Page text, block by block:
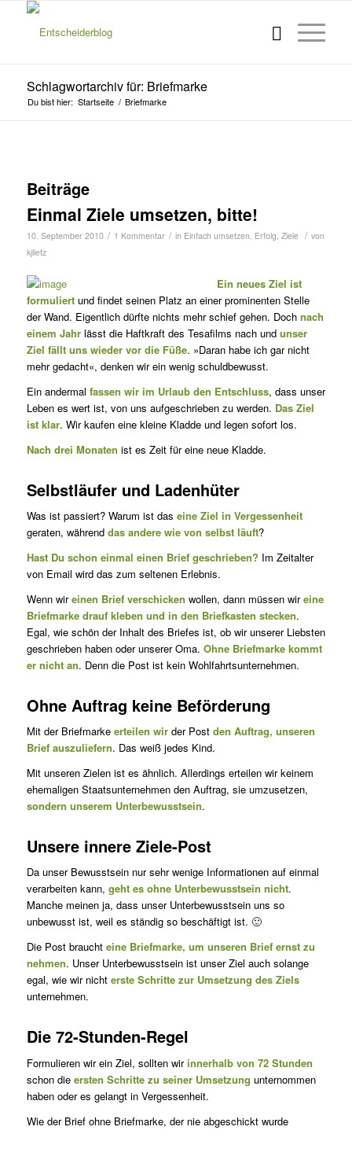
Schlagwortarchiv für: Briefmarke
Du bist hier: Startseite / Briefmarke
Beiträge
Einmal Ziele umsetzen, bitte!
10. September 2010 / 1 Kommentar / in Einfach umsetzen, Erfolg, Ziele / von
kjlietz
Ein neues Ziel ist
formuliertund findet seinen Platz an einer prominenten Stelle
der Wand. Eigentlich dürfte nichts mehr schief gehen. Doch nach
einem Jahrlässt die Haftkraft des Te­safilms nach und unser
Ziel fällt uns wieder vor die Füße. »Daran habe ich gar nicht
mehr gedacht«, denken wir ein wenig schuldbewusst.
Ein andermal fassen wir im Urlaub den Entschluss, dass unser
Leben es wert ist, von uns aufgeschrieben zu werden. Das Ziel
ist klar. Wir kaufen eine kleine Kladde und legen sofort los.
Nach drei Monaten ist es Zeit für eine neue Kladde.
Selbstläufer und Ladenhüter
Was ist passiert? Warum ist das eine Ziel in Vergessenheit
geraten, während das andere wie von selbst läuft?
Hast Du schon einmal einen Brief geschrieben? Im Zeitalter
von Email wird das zum seltenen Erlebnis.
Wenn wireinen Brief verschicken wollen, dann müssen wireine
Briefmarke drauf kleben und in den Briefkasten stecken.
Egal, wie schön der Inhalt des Briefes ist, ob wir unserer Liebsten
geschrieben haben oder unserer Oma. Ohne Briefmarke kommt
er nicht an. Denn die Post ist kein Wohlfahrtsunternehmen.
Ohne Auftrag keine Beförderung
Mit der Briefmarke erteilen wirder Post den Auftrag, unseren
Brief auszuliefern. Das weiß jedes Kind.
Mit unseren Zielen ist es ähnlich. Allerdings erteilen wir keinem
ehemaligen Staatsunternehmen den Auftrag, sie umzusetzen,
sondern unserem Unterbewusstsein.
Unsere innere Ziele-Post
Da unser Bewusstsein nur sehr wenige Informationen auf einmal
verarbeiten kann, geht es ohne Unterbewusstsein nicht.
Manche meinen ja, dass unser Unterbewusstsein uns so
unbewusst ist, weil es ständig so beschäftigt ist. 🙂
Die Post braucht eine Briefmarke, um unseren Brief ernst zu
nehmen. Unser Unterbewusstsein ist unser Ziel auch solange
egal, wie wir nicht erste Schritte zur Umsetzung des Ziels
unternehmen.
Die 72-Stunden-Regel
Formulieren wir ein Ziel, sollten wirinnerhalb von 72 Stunden
schon die ersten Schritte zu seiner Umsetzung unternommen
haben oder es gelangt in Vergessenheit.
Wie der Brief ohne Briefmarke, der nie abgeschickt wurde